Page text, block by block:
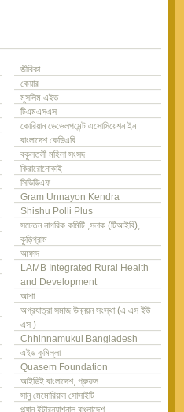
জীবিকা
কেয়ার
মুসলিম এইড
টিএমএসএস
কোরিয়ান ডেভেলপমেন্ট এসোসিয়েশন ইন
বাংলাদেশ কেডিএবি
বকুলতলী মহিলা সংসদ
কিরারোনোকাই
সিডিডিএফ
Gram Unnayon Kendra
Shishu Polli Plus
সচেতন নাগরিক কমিটি ,সনাক (টিআইবি),
কুড়িগ্রাম
আফাদ
LAMB Integrated Rural Health
and Development
আশা
অগ্রযাত্রা সমাজ উন্নয়ন সংস্থা (এ এস ইউ
এস )
Chhinnamukul Bangladesh
এইড কুমিল্লা
Quasem Foundation
আইডিই বাংলাদেশ, প্রুফস
সানু মেমোরিয়াল সোসাইটি
প্ল্যান ইন্টারন্যাশনাল বাংলাদেশ